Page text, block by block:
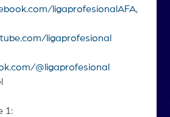
ligaprofesionalAFA,
ligaprofesional
@ligaprofesional
1: